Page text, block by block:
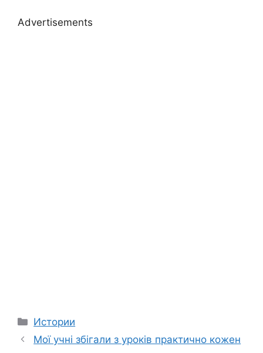
Advertisements
Categories
Истории
Мої учні збігали з уроків практично кожен